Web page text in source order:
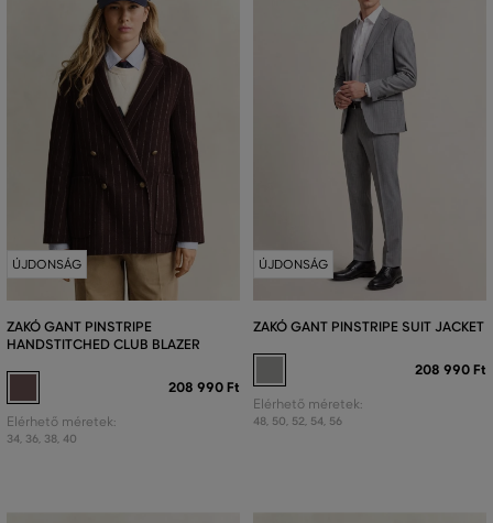
ÚJDONSÁG
ZAKÓ GANT PINSTRIPE
HANDSTITCHED CLUB BLAZER
208 990 Ft
Elérhető méretek:
34, 36, 38, 40
ÚJDONSÁG
ZAKÓ GANT PINSTRIPE SUIT JACKET
208 990 Ft
Elérhető méretek:
48, 50, 52, 54, 56